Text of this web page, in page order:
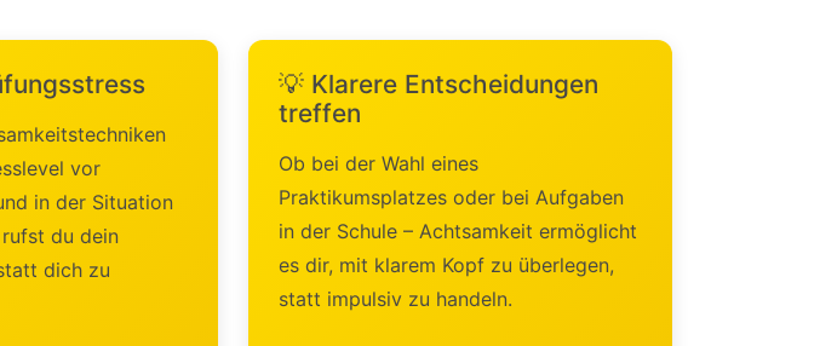
vor
in der Situation
du dein
dich zu
💡 Klarere Entscheidungen
treffen
Ob bei der Wahl eines
Praktikumsplatzes oder bei Aufgaben
in der Schule – Achtsamkeit ermöglicht
es dir, mit klarem Kopf zu überlegen,
statt impulsiv zu handeln.